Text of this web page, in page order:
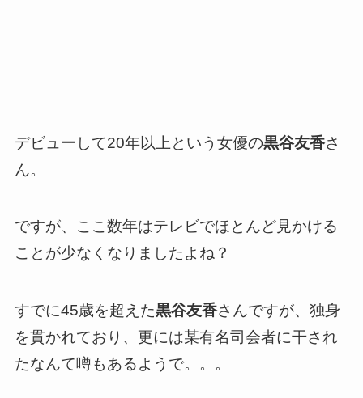
デビューして20年以上という女優の黒谷友香さ
ん。
ですが、ここ数年はテレビでほとんど見かける
ことが少なくなりましたよね？
すでに45歳を超えた黒谷友香さんですが、独身
を貫かれており、更には某有名司会者に干され
たなんて噂もあるようで。。。